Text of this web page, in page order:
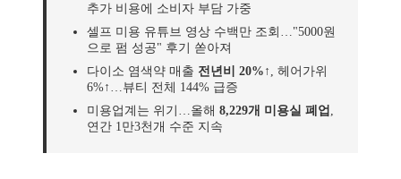
추가 비용에 소비자 부담 가중
셀프 미용 유튜브 영상 수백만 조회…"5000원
으로 펌 성공" 후기 쏟아져
다이소 염색약 매출 전년비 20%↑
, 헤어가위
6%↑…뷰티 전체 144% 급증
미용업계는 위기…올해 8,229개 미용실 폐업
연간 1만3천개 수준 지속